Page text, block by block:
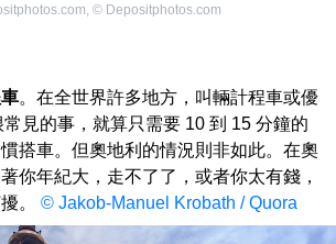
© Depositphotos.com
。在全世界許多地方，叫輛計程車或優
見的事，就算只需要 10 到 15 分鐘的
搭車。但奧地利的情況則非如此。在奧
你年紀大，走不了了，或者你太有錢，
。 © Jakob-Manuel Krobath / Quora